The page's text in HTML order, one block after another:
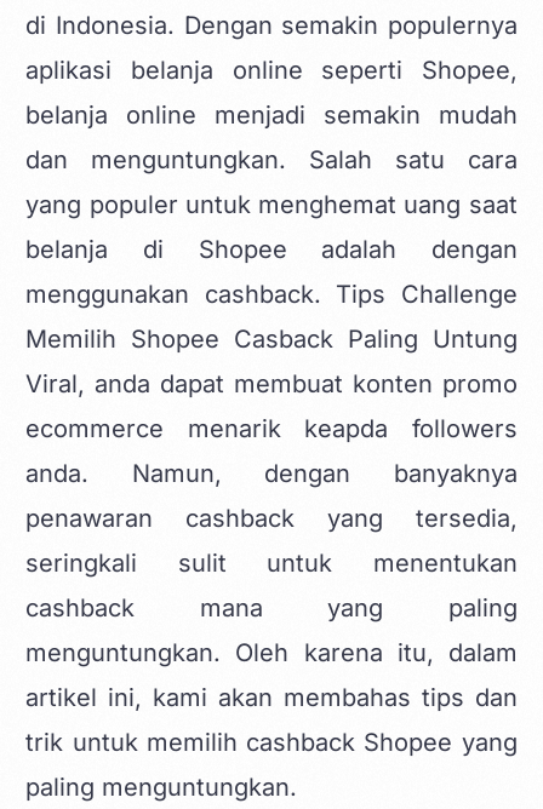
di Indonesia. Dengan semakin populernya
aplikasi belanja online seperti Shopee,
belanja online menjadi semakin mudah
dan menguntungkan. Salah satu cara
yang populer untuk menghemat uang saat
belanja di Shopee adalah dengan
menggunakan cashback. Tips Challenge
Memilih Shopee Casback Paling Untung
Viral, anda dapat membuat konten promo
ecommerce menarikkeapda followers
anda. Namun, dengan banyaknya
penawaran cashback yang tersedia,
seringkali sulit untuk menentukan
cashback mana yang paling
menguntungkan. Oleh karena itu, dalam
artikel ini, kami akan membahas tips dan
trik untuk memilih cashback Shopee yang
paling menguntungkan.